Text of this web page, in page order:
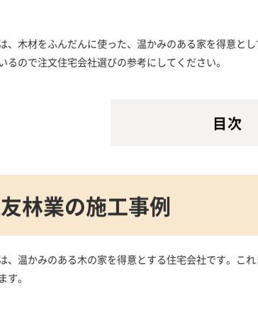
、木材をふんだんに使った、温かみのある家を得意と
るので注文住宅会社選びの参考にしてください。
目次
林業の施工事例
、温かみのある木の家を得意とする住宅会社です。こ
す。